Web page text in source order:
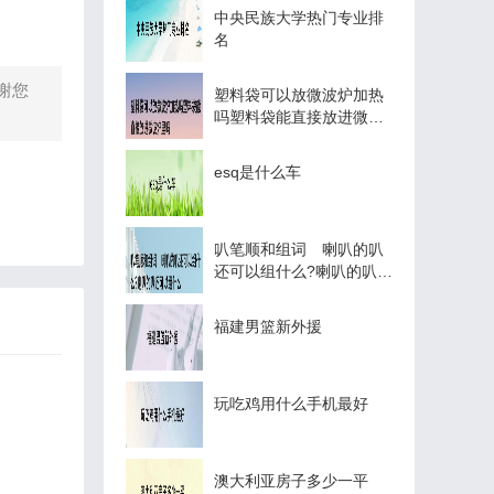
您
中央民族大学热门专业排
名
塑料袋可以放微波炉加热
吗塑料袋能直接放进微波
esq是什么车
叭笔顺和组词 喇叭的叭
还可以组什么?喇叭的叭还
福建男篮新外援
玩吃鸡用什么手机最好
澳大利亚房子多少一平